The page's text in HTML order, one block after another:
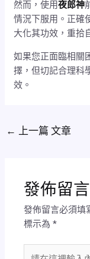
然而，使用夜郎神
情況下服用。正確
大化其功效，重拾
如果您正面臨相關
擇，但切記合理科
效。
← 上一篇 文章
發佈留言
發佈留言必須填
標示為*